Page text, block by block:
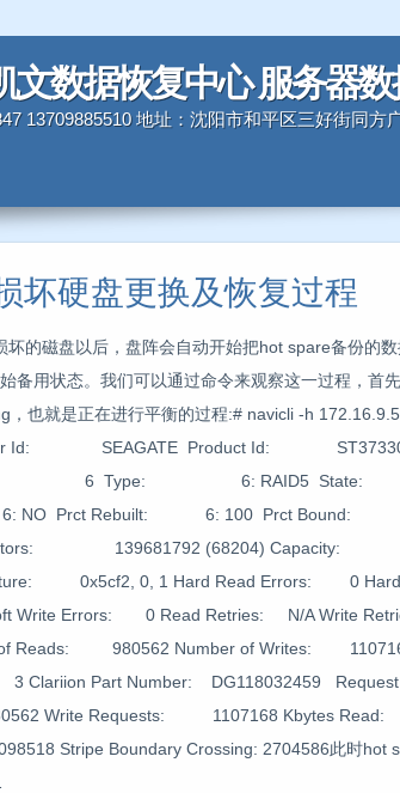
文数据恢复中心 服务器
13709885510 地址：沈阳市和平区三好街同方
坏硬盘更换及恢复过程
坏的磁盘以后，盘阵会自动开始把hot spare备份的
备用状态。我们可以通过命令来观察这一过程，首
，也就是正在进行平衡的过程:# navicli -h
Id: SEAGATE Product Id: ST373307
6 Type: 6: RAID5 State:
Prct Rebuilt: 6: 100 Prct Bound:
139681792 (68204)
0x5cf2, 0, 1 Hard Read Errors: 0
Errors: 0 Read Retries: N/A Write
of Reads: 980562 Number of Writes:
Part Number: DG118032459 Request
Write Requests: 1107168 Kbytes
Stripe Boundary Crossing: 2704586此时hot